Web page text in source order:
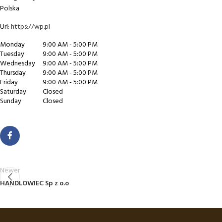
Polska
Url:https://wp.pl
Monday
9:00 AM - 5:00 PM
Tuesday
9:00 AM - 5:00 PM
Wednesday
9:00 AM - 5:00 PM
Thursday
9:00 AM - 5:00 PM
Friday
9:00 AM - 5:00 PM
Saturday
Closed
Sunday
Closed
Newer
HANDLOWIEC Sp z o.o